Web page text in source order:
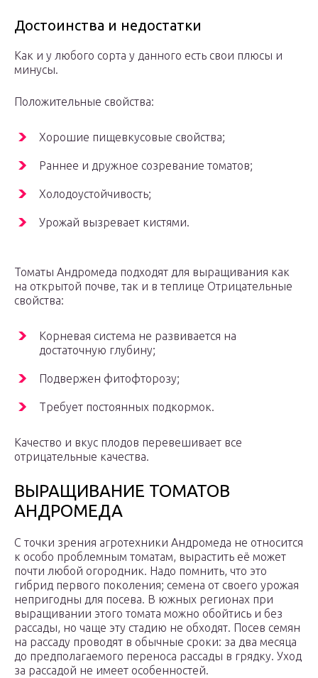
Достоинства и недостатки
Как и у любого сорта у данного есть свои плюсы и
минусы.
Положительные свойства:
Хорошие пищевкусовые свойства;
Раннее и дружное созревание томатов;
Холодоустойчивость;
Урожай вызревает кистями.
Томаты Андромеда подходят для выращивания как
на открытой почве, так и в теплице Отрицательные
свойства:
Корневая система не развивается на
достаточную глубину;
Подвержен фитофторозу;
Требует постоянных подкормок.
Качество и вкус плодов перевешивает все
отрицательные качества.
ВЫРАЩИВАНИЕ ТОМАТОВ
АНДРОМЕДА
С точки зрения агротехники Андромеда не относится
к особо проблемным томатам, вырастить её может
почти любой огородник. Надо помнить, что это
гибрид первого поколения; семена от своего урожая
непригодны для посева. В южных регионах при
выращивании этого томата можно обойтись и без
рассады, но чаще эту стадию не обходят. Посев семян
на рассаду проводят в обычные сроки: за два месяца
до предполагаемого переноса рассады в грядку. Уход
за рассадой не имеет особенностей.